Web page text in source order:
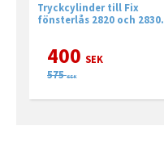
Tryckcylinder till Fix
fönsterlås 2820 och 2830.
400 SEK
575 SEK